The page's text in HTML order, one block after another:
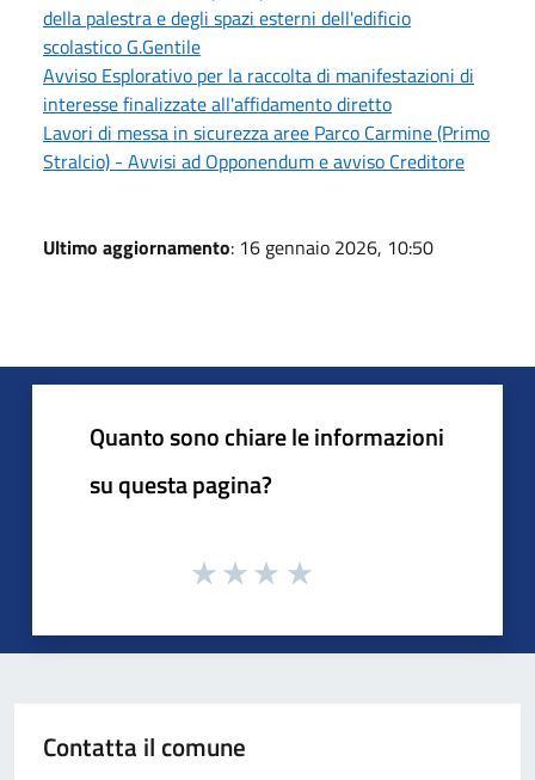
della palestra e degli spazi esterni dell'edificio
scolastico G.Gentile
Avviso Esplorativo per la raccolta di manifestazioni di
interesse finalizzate all'affidamento diretto
Lavori di messa in sicurezza aree Parco Carmine (Primo
Stralcio) - Avvisi ad Opponendum e avviso Creditore
Ultimo aggiornamento: 16 gennaio 2026, 10:50
Quanto sono chiare le informazioni
su questa pagina?
Contatta il comune